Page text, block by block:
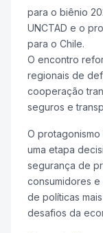
para o biênio
UNCTAD e o
para o Chile.
O encontro
regionais de
cooperação
seguros e
O protagonismo
uma etapa
segurança de
consumidores e
de políticas
desafios da